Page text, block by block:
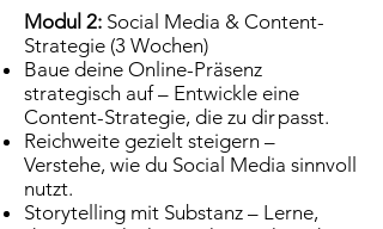
Modul 2: Social Media & Content-
Strategie (3 Wochen)
Baue deine Online-Präsenz
strategisch auf – Entwickle eine
Content-Strategie, die zu dir passt.
Reichweite gezielt steigern –
Verstehe, wie du Social Media sinnvoll
nutzt.
Storytelling mit Substanz – Lerne,